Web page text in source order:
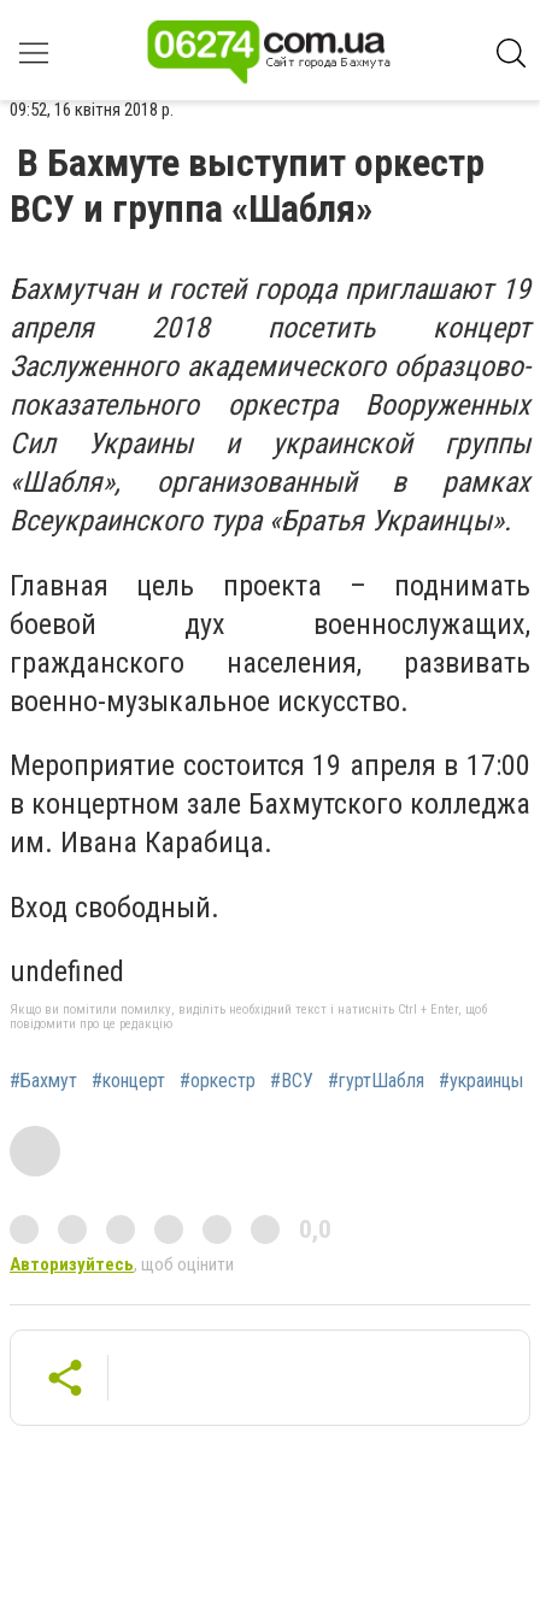
09:52, 16 квітня 2018 р.
В Бахмуте выступит оркестр
ВСУ и группа «Шабля»
Бахмутчан и гостей города приглашают 19
апреля 2018 посетить концерт
Заслуженного академического образцово-
показательного оркестра Вооруженных
Сил Украины и украинской группы
«Шабля», организованный в рамках
Всеукраинского тура «Братья Украинцы».
Главная цель проекта – поднимать
боевой дух военнослужащих,
гражданского населения, развивать
военно-музыкальное искусство.
Мероприятие состоится 19 апреля в 17:00
в концертном зале Бахмутского колледжа
им. Ивана Карабица.
Вход свободный.
undefined
Якщо ви помітили помилку, виділіть необхідний текст і натисніть Ctrl + Enter, щоб
повідомити про це редакцію
#Бахмут #концерт #оркестр #ВСУ #гуртШабля #украинцы
0,0
Авторизуйтесь, щоб оцінити